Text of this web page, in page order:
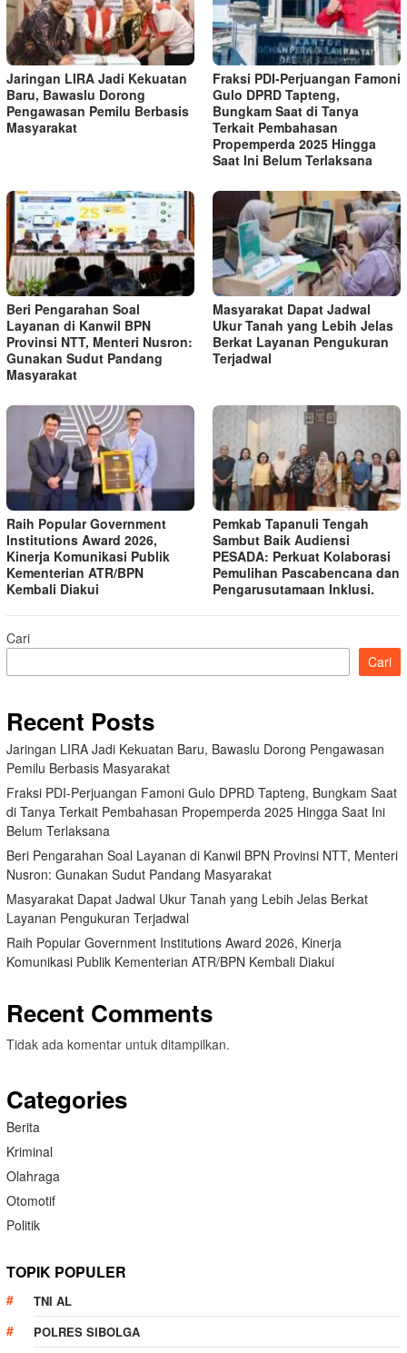
Jaringan LIRA Jadi Kekuatan
Baru, Bawaslu Dorong
Pengawasan Pemilu Berbasis
Masyarakat
Fraksi PDI-Perjuangan Famoni
Gulo DPRD Tapteng,
Bungkam Saat di Tanya
Terkait Pembahasan
Propemperda 2025 Hingga
Saat Ini Belum Terlaksana
Beri Pengarahan Soal
Layanan di Kanwil BPN
Provinsi NTT, Menteri Nusron:
Gunakan Sudut Pandang
Masyarakat
Masyarakat Dapat Jadwal
Ukur Tanah yang Lebih Jelas
Berkat Layanan Pengukuran
Terjadwal
Raih Popular Government
Institutions Award 2026,
Kinerja Komunikasi Publik
Kementerian ATR/BPN
Kembali Diakui
Pemkab Tapanuli Tengah
Sambut Baik Audiensi
PESADA: Perkuat Kolaborasi
Pemulihan Pascabencana dan
Pengarusutamaan Inklusi.
Cari
Cari
Recent Posts
Jaringan LIRA Jadi Kekuatan Baru, Bawaslu Dorong Pengawasan
Pemilu Berbasis Masyarakat
Fraksi PDI-Perjuangan Famoni Gulo DPRD Tapteng, Bungkam Saat
di Tanya Terkait Pembahasan Propemperda 2025 Hingga Saat Ini
Belum Terlaksana
Beri Pengarahan Soal Layanan di Kanwil BPN Provinsi NTT, Menteri
Nusron: Gunakan Sudut Pandang Masyarakat
Masyarakat Dapat Jadwal Ukur Tanah yang Lebih Jelas Berkat
Layanan Pengukuran Terjadwal
Raih Popular Government Institutions Award 2026, Kinerja
Komunikasi Publik Kementerian ATR/BPN Kembali Diakui
Recent Comments
Tidak ada komentar untuk ditampilkan.
Categories
Berita
Kriminal
Olahraga
Otomotif
Politik
TOPIK POPULER
TNI AL
POLRES SIBOLGA